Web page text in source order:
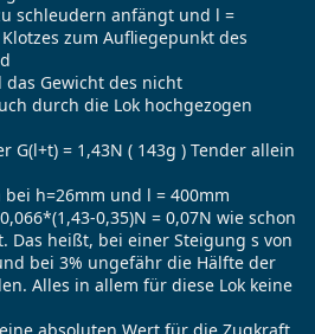
schleudern anfängt und l =
zum Aufliegepunkt des
das Gewicht des nicht
durch die Lok hochgezogen
G(l+t) = 1,43N ( 143g ) Tender allein
h=26mm und l = 400mm
0,35)N = 0,07N wie schon
Das heißt, bei einer Steigung s von
bei 3% ungefähr die Hälfte der
Alles in allem für diese Lok keine